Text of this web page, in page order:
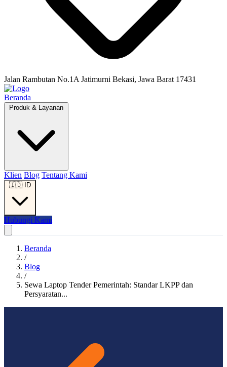
Jalan Rambutan No.1A Jatimurni Bekasi, Jawa Barat 17431
Beranda
Produk & Layanan
Klien Blog Tentang Kami
🇮🇩 ID
Hubungi Kami
Beranda
/
Blog
/
Sewa Laptop Tender Pemerintah: Standar LKPP dan
Persyaratan...